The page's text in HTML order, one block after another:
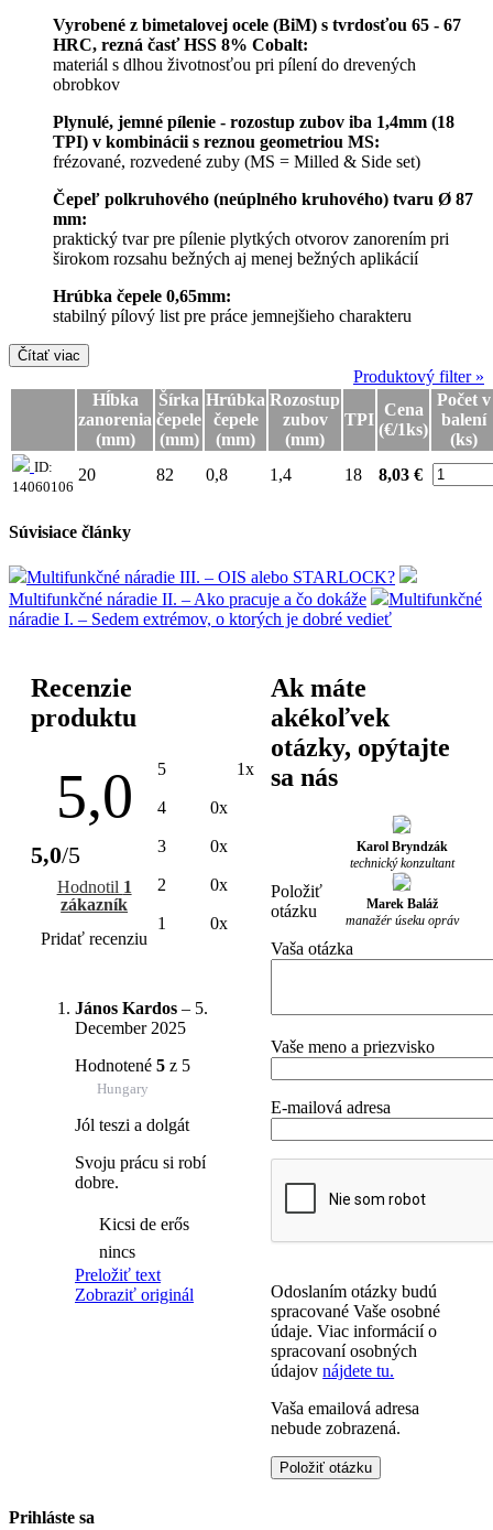
Vyrobené z bimetalovej ocele (BiM) s tvrdosťou 65 - 67
HRC, rezná časť HSS 8% Cobalt:
materiál s dlhou životnosťou pri pílení do drevených
obrobkov
Plynulé, jemné pílenie - rozostup zubov iba 1,4mm (18
TPI) v kombinácii s reznou geometriou MS:
frézované, rozvedené zuby (MS = Milled & Side set)
Čepeľ polkruhového (neúplného kruhového) tvaru Ø 87
mm:
praktický tvar pre pílenie plytkých otvorov zanorením pri
širokom rozsahu bežných aj menej bežných aplikácií
Hrúbka čepele 0,65mm:
stabilný pílový list pre práce jemnejšieho charakteru
Čítať viac
Produktový filter »
Hĺbka
zanorenia
(mm)
Šírka
čepele
(mm)
Hrúbka
čepele
(mm)
Rozostup
zubov
(mm)
TPI
Cena
(€/1ks)
Počet v
balení
(ks)
ID:
14060106
20 82 0,8 1,4 18 8,03 €
Súvisiace články
Multifunkčné náradie III. – OIS alebo STARLOCK?
Multifunkčné náradie II. – Ako pracuje a čo dokáže
Multifunkčné
náradie I. – Sedem extrémov, o ktorých je dobré vedieť
Recenzie
produktu
5,0
5,0/5
Hodnotil 1
zákazník
Pridať recenziu
5 1x
4 0x
3 0x
2 0x
1 0x
János Kardos – 5.
December 2025
Hodnotené 5 z 5
Hungary
Jól teszi a dolgát
Svoju prácu si robí
dobre.
Kicsi de erős
nincs
Preložiť text
Zobraziť originál
Ak máte
akékoľvek
otázky, opýtajte
sa nás
Karol Bryndzák
technický konzultant
Marek Baláž
manažér úseku opráv
Položiť
otázku
Vaša otázka
Vaše meno a priezvisko
E-mailová adresa
Odoslaním otázky budú
spracované Vaše osobné
údaje. Viac informácií o
spracovaní osobných
údajovnájdete tu.
Vaša emailová adresa
nebude zobrazená.
Prihláste sa